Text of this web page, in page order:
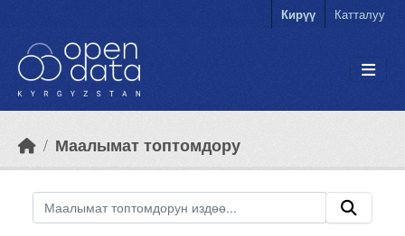
Кирүү Катталуу
Маалымат топтомдору